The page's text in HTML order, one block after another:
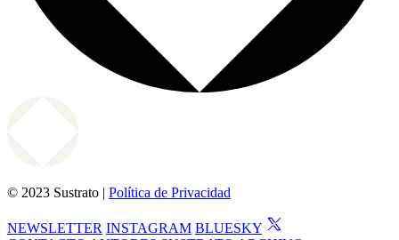
© 2023 Sustrato | Política de Privacidad
NEWSLETTER INSTAGRAM BLUESKY